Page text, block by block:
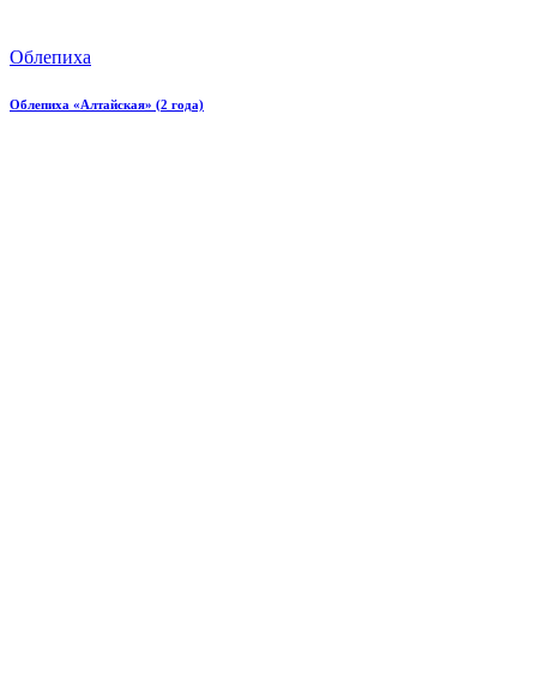
Облепиха
Облепиха «Алтайская» (2 года)